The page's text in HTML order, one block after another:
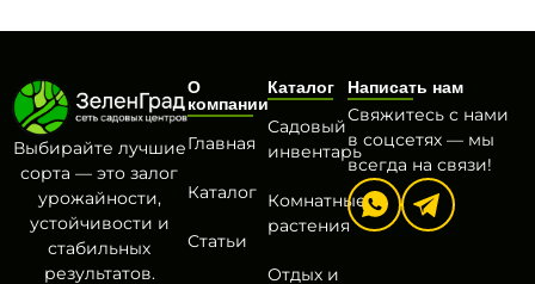
Выбирайте лучшие
сорта — это залог
урожайности,
устойчивости и
стабильных
результатов.
О
компании
Главная
Каталог
Статьи
Каталог
Садовый
инвентарь
Комнатные
растения
Отдых и
Написать нам
Свяжитесь с нами
в соцсетях — мы
всегда на связи!